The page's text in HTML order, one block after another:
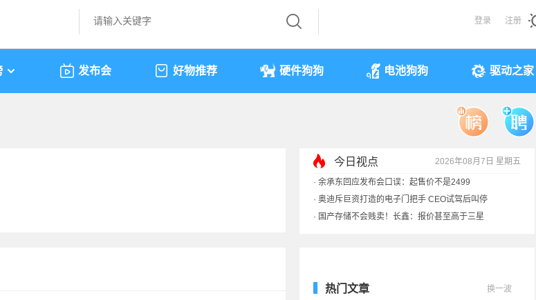
登录 注册
发布会 好物推荐 硬件狗狗 电池狗狗 驱动之家
今日视点 2026年08月7日 星期五
· 余承东回应发布会口误：起售价不是2499
· 奥迪斥巨资打造的电子门把手 CEO试驾后叫停
· 国产存储不会贱卖！长鑫：报价甚至高于三星
热门文章 换一波